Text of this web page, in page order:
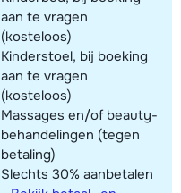
aan te vragen
(kosteloos)
Kinderstoel, bij boeking
aan te vragen
(kosteloos)
Massages en/of beauty-
behandelingen (tegen
betaling)
Slechts 30% aanbetalen